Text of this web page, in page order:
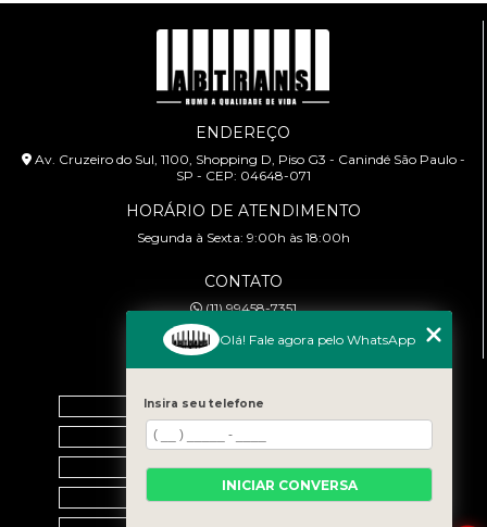
ENDEREÇO
Av. Cruzeiro do Sul, 1100, Shopping D, Piso G3 - Canindé São Paulo -
SP - CEP: 04648-071
HORÁRIO DE ATENDIMENTO
Segunda à Sexta: 9:00h às 18:00h
CONTATO
(11) 99458-7351
cursoabtrans@gmail.com
Home
Empresa
Galeria
Contato
Olá! Fale agora pelo WhatsApp
Insira seu telefone
INICIAR CONVERSA